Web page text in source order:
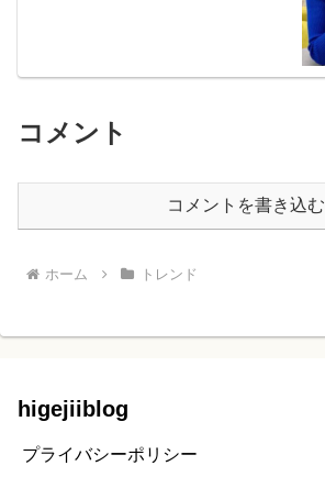
コメント
コメントを書き込む
ホーム トレンド
higejiiblog
プライバシーポリシー